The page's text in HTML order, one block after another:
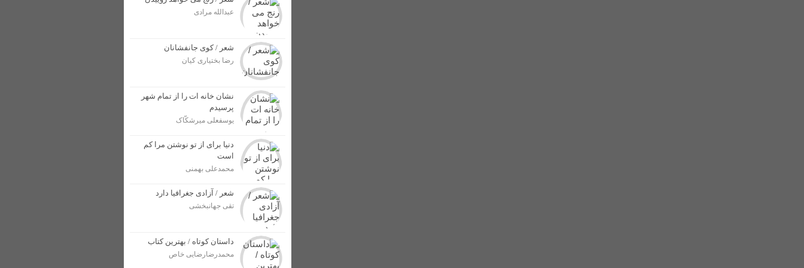
کشف و امحای مزرعه کشت خشخاش در شهرستان لالی/تشکیل پرونده برای مجرمان
از دشت های لالی تا کوه های زاگرس/کنار، میوه پرطرفدار بهاری در خوزستان + عکس
اعلام آمادگی عشایر بختیاری شهرستان لالی برای دفاع از وطن در برابر دشمنان + عکس
عبدالله مرادی
شعر / کوی جانفشانان
رضا بختیاری کیان
نشان خانه ات را از تمام شهر
پرسیدم
یوسفعلی میرشکّاک
دنیا برای از تو نوشتن مرا کم
است
محمدعلی بهمنی
شعر / آزادی جغرافیا دارد
تقی جهانبخشی
داستان کوتاه / بهترین کتاب
محمدرضارضایی خاص